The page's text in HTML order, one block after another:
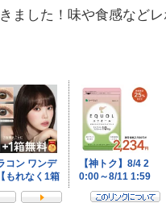
ました！味や食感など